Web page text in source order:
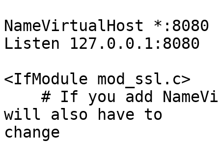
NameVirtualHost *:8080
Listen 127.0.0.1:8080
<IfModule mod_ssl.c>
will also have to
change